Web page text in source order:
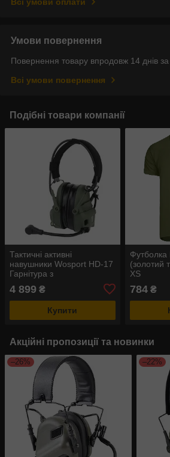
Всі умови оплати
Умови повернення
Повернення товару впродовж 14 днів
Всі умови повернення
Подібні товари компанії
Тактичні активні
навушники Wosport HD-17
Гарнітура з
(Оливковий)
4 899 ₴
Купити
(золотий
XS
784₴
Акційні пропозиції та новинки
–26% –22%